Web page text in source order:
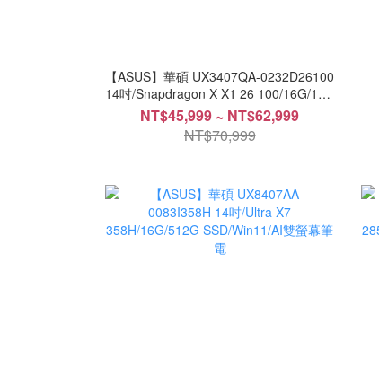
【ASUS】華碩 UX3407QA-0232D26100
14吋/Snapdragon X X1 26 100/16G/1TB
SSD/Win11/AI商務筆電
NT$45,999 ~ NT$62,999
NT$70,999